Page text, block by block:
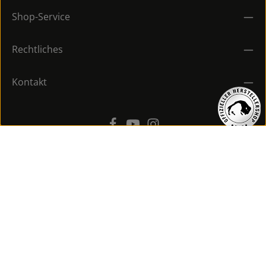
Shop-Service
Rechtliches
Kontakt